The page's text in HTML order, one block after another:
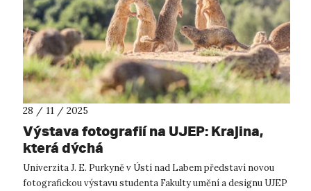
28 / 11 / 2025
Výstava fotografií na UJEP: Krajina,
která dýchá
Univerzita J. E. Purkyně v Ústí nad Labem představí novou
fotografickou výstavu studenta Fakulty umění a designu UJEP